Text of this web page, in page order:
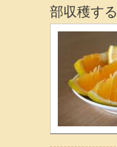
部収穫す